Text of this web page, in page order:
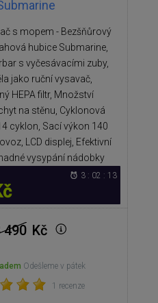
s mopem - Bezšňůrový
hubice Submarine,
s vyčesávacími zuby,
jako ruční vysavač,
HEPA filtr, Množství
na stěnu, Cyklonová
cyklon, Sací výkon 140
LCD displej, Efektivní
vysypání nádobky
3 : 02 : 12
490 Kč
Odešleme v pátek
1 recenze